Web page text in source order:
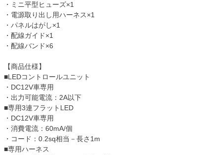
・ミニ平型ヒューズ×1
・電源取り出し用ハーネス×1
・パネルはがし×1
・配線ガイド×1
・配線バンド×6
【商品仕様】
■LEDコントロールユニット
・DC12V車専用
・出力可能電流：2A以下
■専用3連フラットLED
・DC12V車専用
・消費電流：60mA/個
・コード：0.2sq相当－長さ1m
■専用ハーネス